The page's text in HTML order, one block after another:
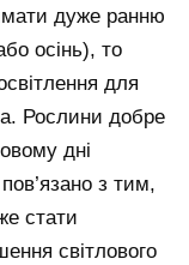
дуже ранню
осінь), то
для
Рослини добре
дні
з тим,
стати
світлового